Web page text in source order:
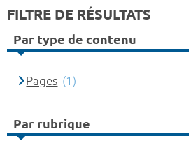
FILTRE DE RÉSULTATS
Par type de contenu
Pages (1)
Par rubrique